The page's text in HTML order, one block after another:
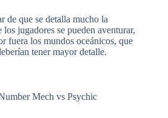
de que se detalla mucho la
jugadores se pueden aventurar,
fuera los mundos oceánicos, que
tener mayor detalle.